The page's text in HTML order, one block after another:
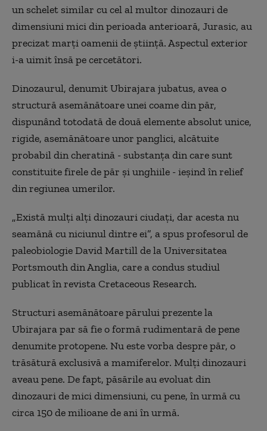
un schelet similar cu cel al multor dinozauri de
dimensiuni mici din perioada anterioară, Jurasic, au
precizat marţi oamenii de ştiinţă. Aspectul exterior
i-a uimit însă pe cercetători.
Dinozaurul, denumit Ubirajara jubatus, avea o
structură asemănătoare unei coame din păr,
dispunând totodată de două elemente absolut unice,
rigide, asemănătoare unor panglici, alcătuite
probabil din cheratină - substanţa din care sunt
constituite firele de păr şi unghiile - ieşind în relief
din regiunea umerilor.
„Există mulţi alţi dinozauri ciudaţi, dar acesta nu
seamănă cu niciunul dintre ei”, a spus profesorul de
paleobiologie David Martill de la Universitatea
Portsmouth din Anglia, care a condus studiul
publicat în revista Cretaceous Research.
Structuri asemănătoare părului prezente la
Ubirajara par să fie o formă rudimentară de pene
denumite protopene. Nu este vorba despre păr, o
trăsătură exclusivă a mamiferelor. Mulţi dinozauri
aveau pene. De fapt, păsările au evoluat din
dinozauri de mici dimensiuni, cu pene, în urmă cu
circa 150 de milioane de ani în urmă.